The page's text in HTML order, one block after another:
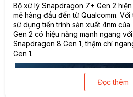
Bộ xử lý Snapdragon 7+ Gen 2
mẽ hàng đầu đến từ Qualcomm.
sử dụng tiến trình sản xuất 4nm
Gen 2 có hiệu năng mạnh ngang
Snapdragon 8 Gen 1, thậm chí
Gen 1.
Đọc thêm